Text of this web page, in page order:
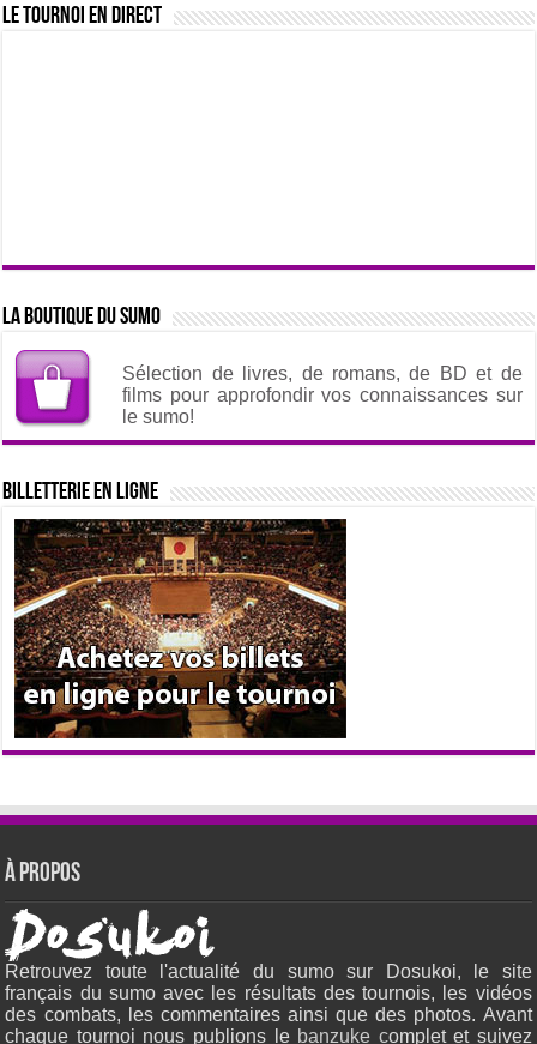
Le tournoi en direct
La boutique du sumo
Sélection de livres, de romans, de BD et de
films pour approfondir vos connaissances sur
le sumo!
Billetterie en ligne
À propos
Retrouvez toute l'actualité du sumo sur Dosukoi, le site
français du sumo avec les résultats des tournois, les vidéos
des combats, les commentaires ainsi que des photos. Avant
chaque tournoi nous publions le banzuke complet et suivez